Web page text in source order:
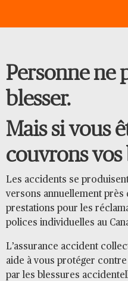
Personne ne
blesser.
Mais si vous
couvrons vos
Les accidents se
versons annuellement
prestations pour les
polices individuelles au
L’assurance accident
aide à vous protéger
par les blessures